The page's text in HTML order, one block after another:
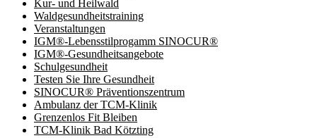
Kur- und Heilwald
Waldgesundheitstraining
Veranstaltungen
IGM®-Lebensstilprogamm SINOCUR®
IGM®-Gesundheitsangebote
Schulgesundheit
Testen Sie Ihre Gesundheit
SINOCUR® Präventionszentrum
Ambulanz der TCM-Klinik
Grenzenlos Fit Bleiben
TCM-Klinik Bad Kötzting